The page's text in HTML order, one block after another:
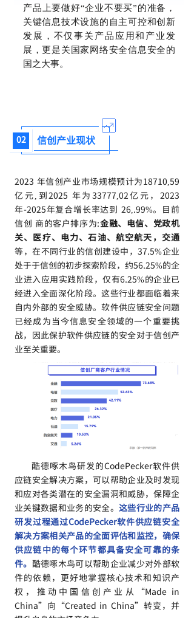
产品上要做好“企业不要买”的准备，
关键信息技术设施的自主可控和创新
发展，不仅事关产品应用和产业发
展，更是关国家网络安全信息安全的
国之大事。
02 信创产业现状
2023 年信创产业市场规模预计为18710,59
亿元,到2025 年为33777,02亿元，2023
年-2025年复合增长率达到 26,.99%。目前
信创 商的客户排序为:金融、电信、党政机
关、医疗、电力、石油、航空航天，交通
等，在不同行业的信创建设中，37.5%企业
处于于信创的初步探索阶段，约56.25%的企
业进入应用实践阶段，仅有6.25%的企业已
经进入全面深化阶段。这些行业都面临着来
自内外部的安全威胁。软件供应链安全问题
已经成为当今信息安全领域的一个重要挑
战，因此保护软件供应链的安全对于信创产
业至关重要。
酷德啄木鸟研发的CodePecker软件供
应链安全解决方案，可以帮助企业及时发现
和应对各类潜在的安全漏洞和威胁，保障企
业关键数据和业务的安全。 这些行业的产品
研发过程通过CodePecker软件供应链安全
解决方案相关产品的全面评估和监控，确保
供应链中的每个环节都具备安全可靠的条
件。 酷德啄木鸟可以帮助企业减少对外部软
件的依赖，更好地掌握核心技术和知识产
权，推动中国信创产业从“Made in
China”向“Created in China”转变，并